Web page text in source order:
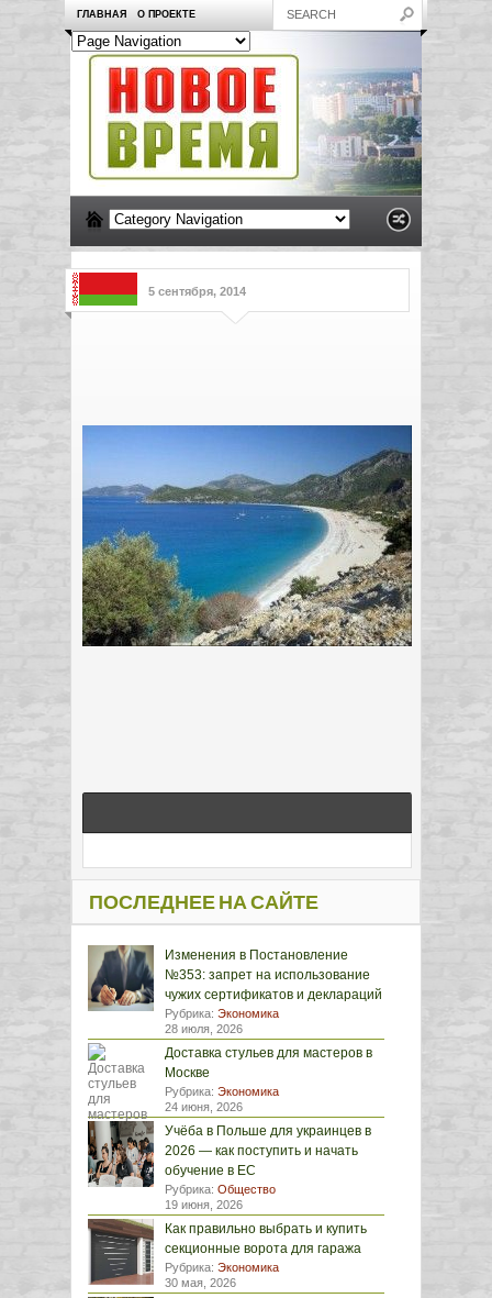
ГЛАВНАЯ О ПРОЕКТЕ
5 сентября, 2014
ПОСЛЕДНЕЕ НА САЙТЕ
Изменения в Постановление
№353: запрет на использование
чужих сертификатов и деклараций
Рубрика: Экономика
28 июля, 2026
Доставка стульев для мастеров в
Москве
Рубрика: Экономика
24 июня, 2026
Учёба в Польше для украинцев в
2026 — как поступить и начать
обучение в ЕС
Рубрика: Общество
19 июня, 2026
Как правильно выбрать и купить
секционные ворота для гаража
Рубрика: Экономика
30 мая, 2026